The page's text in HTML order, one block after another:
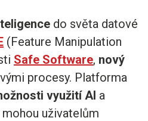
do světa datové
(Feature Manipulation
Safe Software, nový
procesy. Platforma
využití AI a
uživatelům